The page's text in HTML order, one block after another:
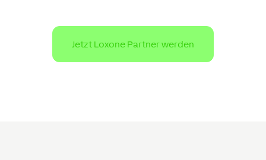
Jetzt Loxone Partner werden